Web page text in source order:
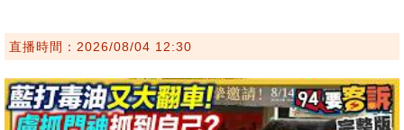
直播時間：2026/08/04 12:30